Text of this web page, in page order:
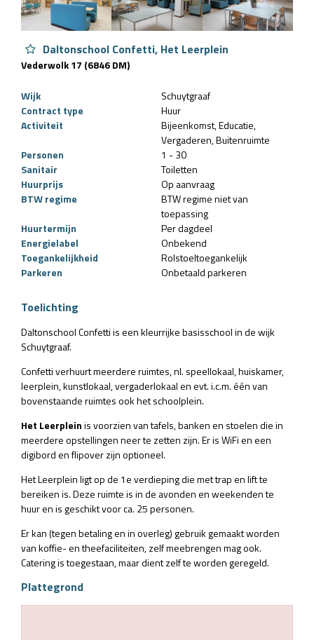
Daltonschool Confetti, Het Leerplein
Vederwolk 17 (6846 DM)
Wijk
Schuytgraaf
Contract type
Huur
Activiteit
Bijeenkomst Educatie
Vergaderen Buitenruimte
Personen
1 - 30
Sanitair
Toiletten
Huurprijs
Op aanvraag
BTW regime
BTW regime niet van
toepassing
Huurtermijn
Per dagdeel
Energielabel
Onbekend
Toegankelijkheid
Rolstoeltoegankelijk
Parkeren
Onbetaald parkeren
Toelichting
Daltonschool Confetti is een kleurrijke basisschool in de wijk
Schuytgraaf.
Confetti verhuurt meerdere ruimtes, nl. speellokaal, huiskamer,
leerplein, kunstlokaal, vergaderlokaal en evt. i.c.m. één van
bovenstaande ruimtes ook het schoolplein.
Het Leerpleinis voorzien van tafels, banken en stoelen die in
meerdere opstellingen neer te zetten zijn. Er is WiFi en een
digibord en flipover zijn optioneel.
Het Leerplein ligt op de 1e verdieping die met trap en lift te
bereiken is. Deze ruimte is in de avonden en weekenden te
huuren is geschikt voor ca. 25 personen.
Er kan (tegen betaling en in overleg) gebruik gemaakt worden
van koffie- en theefaciliteiten, zelf meebrengen mag ook.
Catering is toegestaan, maar dient zelf te worden geregeld.
Plattegrond